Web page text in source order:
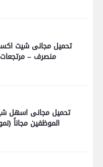
تحميل مجانى شيت
منصرف –
تحميل مجانى اسهل
الموظفين مجاناً